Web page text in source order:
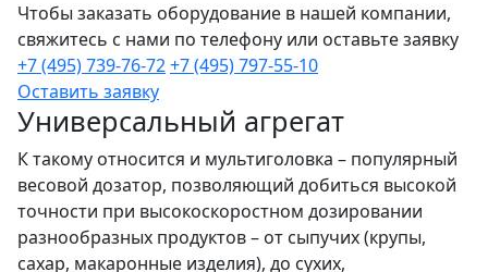
ГЛАДКАЯ нержавеющая сталь AISI 304.
Чтобы заказать оборудование в нашей компании,
свяжитесь с нами по телефону или оставьте заявку
+7 (495) 739-76-72+7 (495) 797-55-10
Оставить заявку
Универсальный агрегат
К такому относится и мультиголовка – популярный
весовой дозатор, позволяющий добиться высокой
точности при высокоскоростном дозировании
разнообразных продуктов – от сыпучих (крупы,
сахар, макаронные изделия), до сухих,